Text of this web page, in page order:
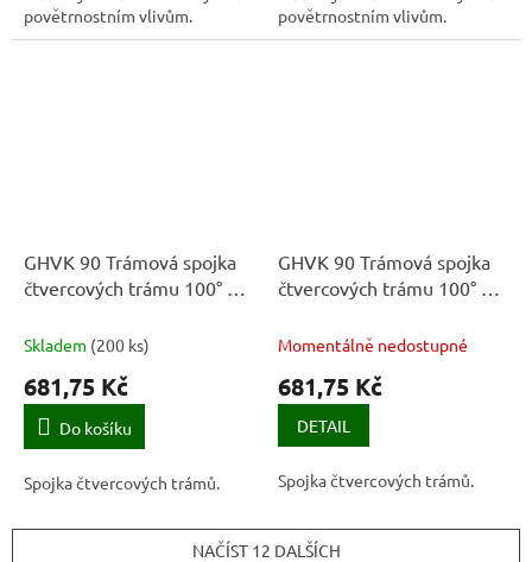
povětrnostním vlivům.
povětrnostním vlivům.
GHVK 90 Trámová spojka
čtvercových trámu 100° CZ
Skladem (200 ks)
681,75 Kč
Do košíku
Spojka čtvercových trámů.
GHVK 90 Trámová spojka
čtvercových trámu 100° ZI
Momentálně nedostupné
681,75 Kč
DETAIL
Spojka čtvercových trámů.
NAČÍST 12 DALŠÍCH